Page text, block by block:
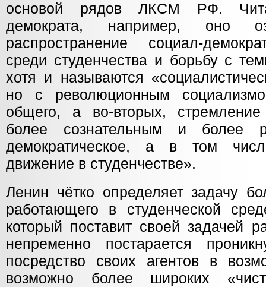
основой рядов ЛКСМ РФ.
демократа, например, оно
распространение социал-
среди студенчества и борьбу с
хотя и называются
но с революционным
общего, а во-вторых,
более сознательным и более
демократическое, а в том
движение в студенчестве».
Ленин чётко определяет задачу
работающего в студенческой
который поставит своей задачей
непременно постарается
посредство своих агентов в
возможно более широких